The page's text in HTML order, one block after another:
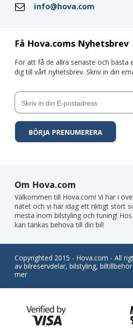
Få Hova.coms Nyhetsbrev
För att få de allra senaste och bästa
dig till vårt nyhetsbrev. Skriv in din
info@hova.com
Om Hova.com
Välkommen till Hova.com! Vi har i
nätet och vi har idag ett riktigt stort
mesta inom bilstyling och tuning!
kan tänkas behöva till din bil!
Copyrighted 2015 - Hova.com - All
av bilreservdelar, bilstyling,
mer